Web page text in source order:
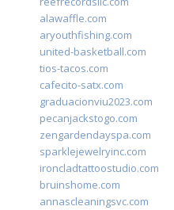
alawaffle.com
aryouthfishing.com
united-basketball.com
tios-tacos.com
cafecito-satx.com
graduacionviu2023.com
pecanjackstogo.com
zengardendayspa.com
sparklejewelryinc.com
ironcladtattoostudio.com
bruinshome.com
annascleaningsvc.com